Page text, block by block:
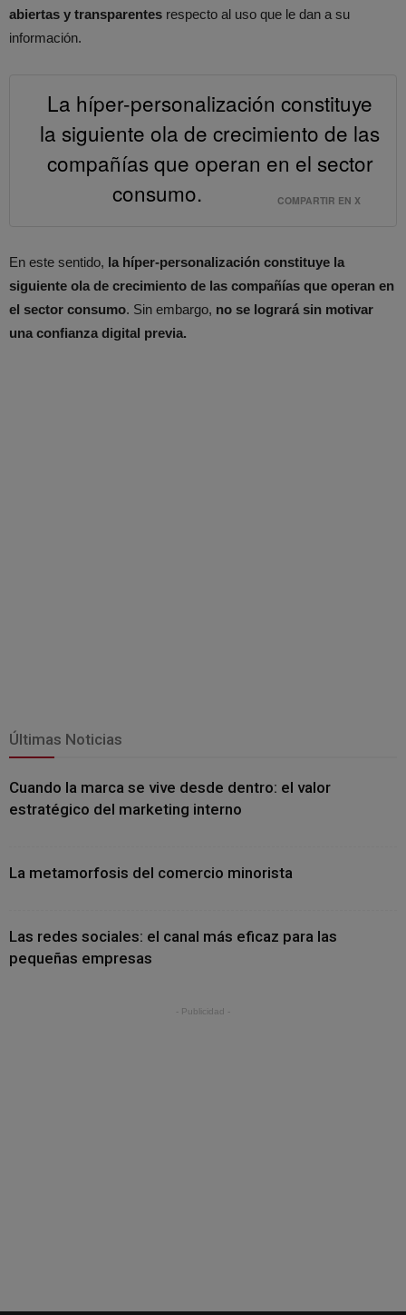
abiertas y transparentes respecto al uso que le dan a su
información.
La híper-personalización constituye
la siguiente ola de crecimiento de las
compañías que operan en el sector
consumo.
COMPARTIR EN X
En este sentido, la híper-personalización constituye la
siguiente ola de crecimiento de las compañías que operan en
el sector consumo. Sin embargo, no se logrará sin motivar
una confianza digital previa.
Últimas Noticias
Cuando la marca se vive desde dentro: el valor
estratégico del marketing interno
La metamorfosis del comercio minorista
Las redes sociales: el canal más eficaz para las
pequeñas empresas
- Publicidad -